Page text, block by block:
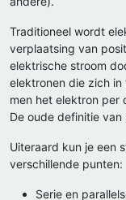
Traditioneel wordt
verplaatsing van
elektrische stroom
elektronen die zich
men het elektron per
De oude definitie
Uiteraard kun je een
verschillende punten:
Serie en